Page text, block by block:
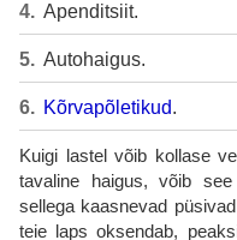
Apenditsiit.
Autohaigus.
Kõrvapõletikud.
Kuigi lastel võib kollase
tavaline haigus, võib
sellega kaasnevad
teie laps oksendab,